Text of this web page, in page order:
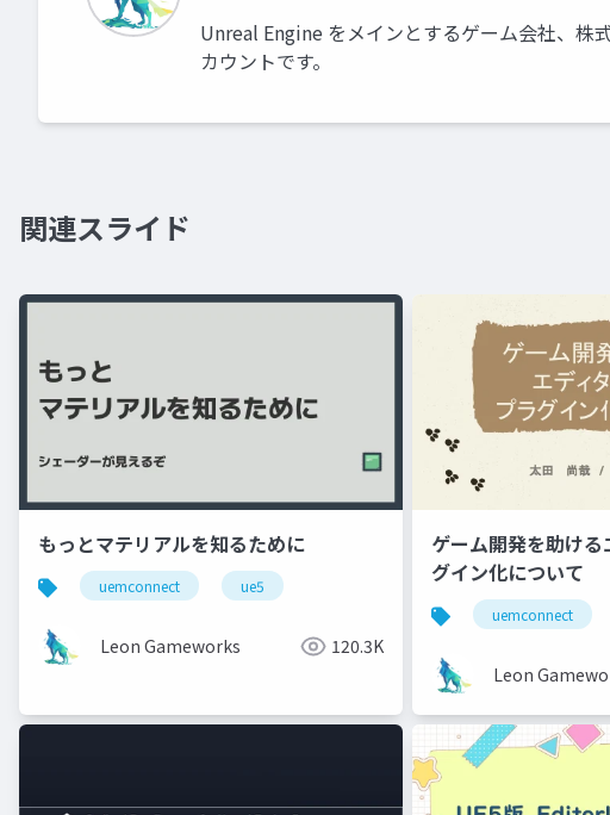
Unreal Engine をメインとするゲーム会社、株
カウントです。
関連スライド
もっとマテリアルを知るために
uemconnect ue5
Leon Gameworks 120.3K
ゲーム開発を助け
グイン化について
uemconnect
Leon